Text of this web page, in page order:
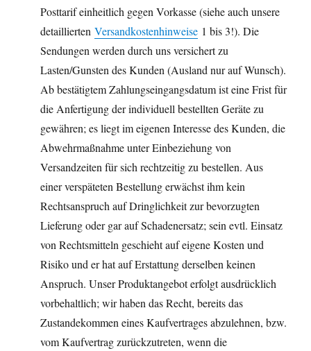
Posttarif einheitlich gegen Vorkasse (siehe auch unsere
detailliertenVersandkostenhinweise 1 bis 3!). Die
Sendungen werden durch uns versichert zu
Lasten/Gunsten des Kunden (Ausland nur auf Wunsch).
Ab bestätigtem Zahlungseingangsdatum ist eine Frist für
die Anfertigung der individuell bestellten Geräte zu
gewähren; es liegt im eigenen Interesse des Kunden, die
Abwehrmaßnahme unter Einbeziehung von
Versandzeiten für sich rechtzeitig zu bestellen. Aus
einer verspäteten Bestellung erwächst ihm kein
Rechtsanspruch auf Dringlichkeit zur bevorzugten
Lieferung oder gar auf Schadenersatz; sein evtl. Einsatz
von Rechtsmitteln geschieht auf eigene Kosten und
Risiko und er hat auf Erstattung derselben keinen
Anspruch. Unser Produktangebot erfolgt ausdrücklich
vorbehaltlich; wir haben das Recht, bereits das
Zustandekommen eines Kaufvertrages abzulehnen, bzw.
vom Kaufvertrag zurückzutreten, wenn die